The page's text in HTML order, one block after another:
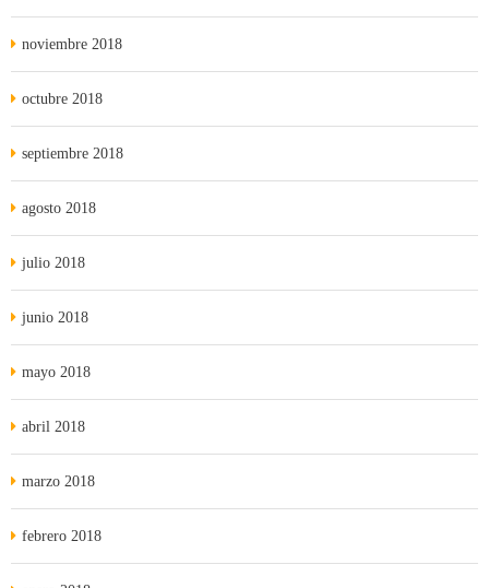
noviembre 2018
octubre 2018
septiembre 2018
agosto 2018
julio 2018
junio 2018
mayo 2018
abril 2018
marzo 2018
febrero 2018